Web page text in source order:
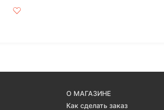
О МАГАЗИНЕ
Как сделать заказ